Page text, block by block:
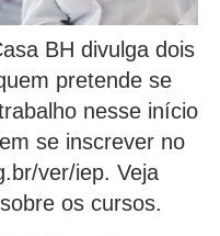
BH divulga dois
pretende se
nesse início
se inscrever no
ver/iep. Veja
os cursos.